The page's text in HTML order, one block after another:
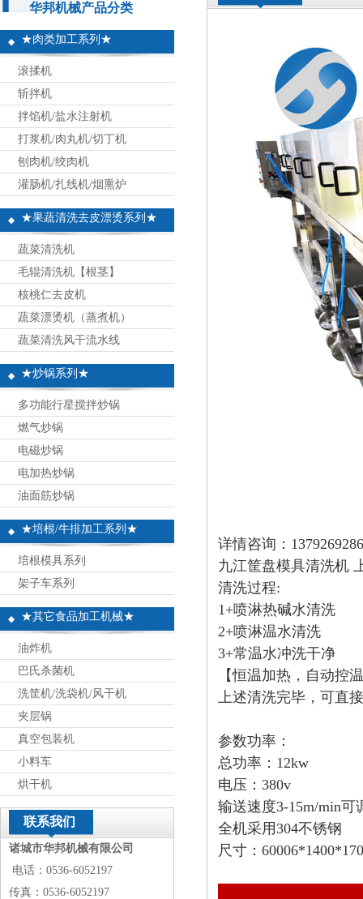
华邦机械产品分类
★肉类加工系列★
滚揉机
斩拌机
拌馅机/盐水注射机
打浆机/肉丸机/切丁机
刨肉机/绞肉机
灌肠机/扎线机/烟熏炉
★果蔬清洗去皮漂烫系列★
蔬菜清洗机
毛辊清洗机【根茎】
核桃仁去皮机
蔬菜漂烫机（蒸煮机）
蔬菜清洗风干流水线
★炒锅系列★
多功能行星搅拌炒锅
燃气炒锅
电磁炒锅
电加热炒锅
油面筋炒锅
★培根/牛排加工系列★
培根模具系列
架子车系列
★其它食品加工机械★
油炸机
巴氏杀菌机
洗筐机/洗袋机/风干机
夹层锅
真空包装机
小料车
烘干机
联系我们
诸城市华邦机械有限公司
电话：0536-6052197
传真：0536-6052197
详情咨询：
九江筐盘模具清洗机
清洗过程:
1+喷淋热碱水清洗
2+喷淋温水清洗
3+常温水冲洗干净
【恒温加热，自动控
上述清洗完毕，可直
参数功率：
总功率：12kw
电压：380v
输送速度3-15m/min可
全机采用304不锈钢
尺寸：